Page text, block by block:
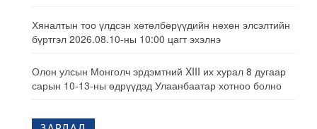
Хяналтын тоо үлдсэн хөтөлбөрүүдийн нөхөн элсэлтийн
бүртгэл 2026.08.10-ны 10:00 цагт эхэлнэ
Олон улсын Монголч эрдэмтний XIII их хурал 8 дугаар
сарын 10-13-ны өдрүүдэд Улаанбаатар хотноо болно